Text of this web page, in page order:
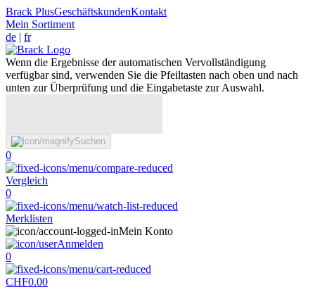
Brack PlusGeschäftskundenKontakt
Mein Sortiment
de | fr
Wenn die Ergebnisse der automatischen Vervollständigung
verfügbar sind, verwenden Sie die Pfeiltasten nach oben und nach
unten zur Überprüfung und die Eingabetaste zur Auswahl.
Suchen
0
Vergleich
0
Merklisten
Mein Konto
Anmelden
0
CHF0.00